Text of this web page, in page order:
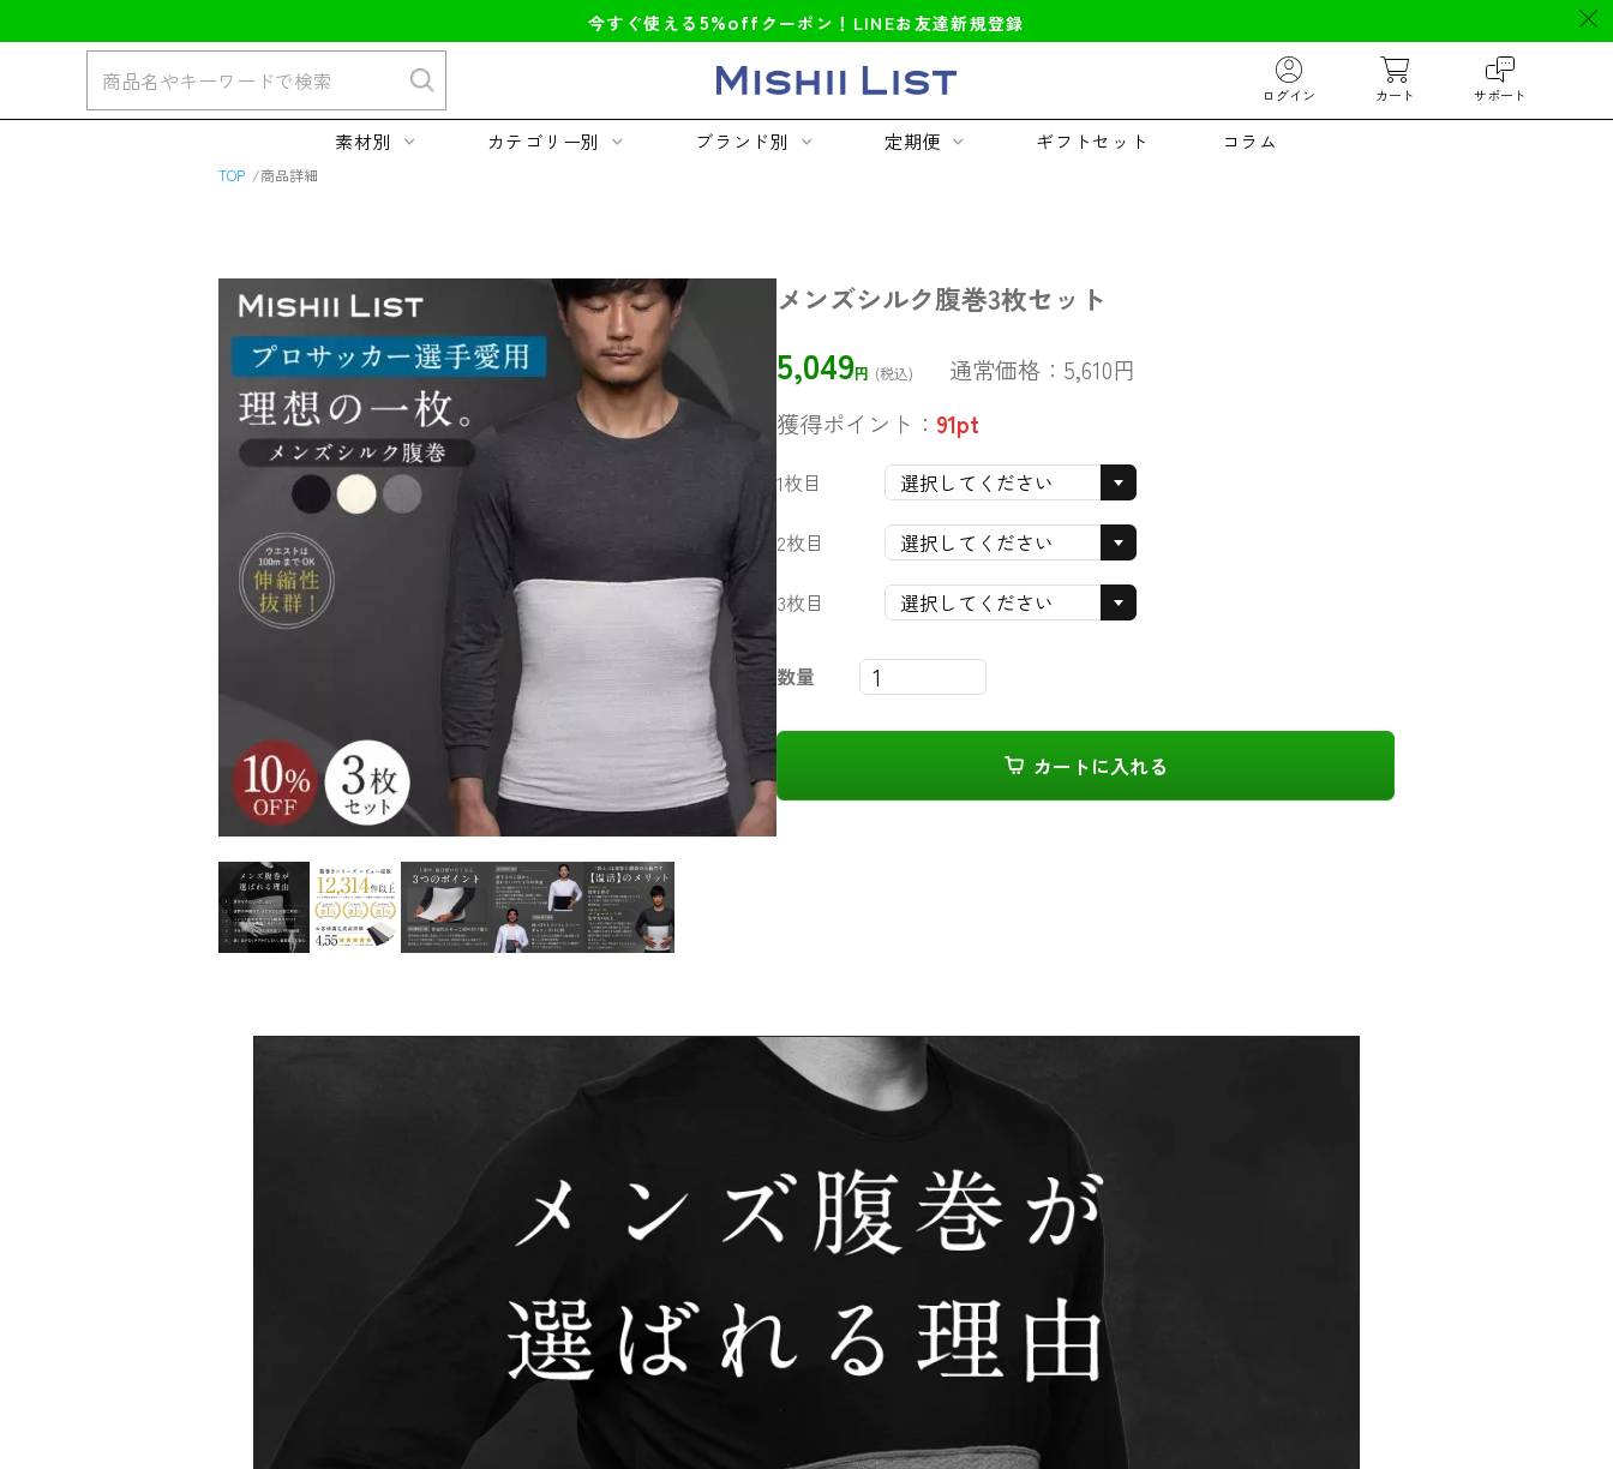
今すぐ使える 5%off クーポン！LINEお友達新規登録
ログイン カート サポート
素材別 カテゴリー別 ブランド別 定期便 ギフトセット コラム
TOP 商品詳細
メンズシルク腹巻3枚セット
5,049円 (税込) 通常価格： 5,610円
獲得ポイント： 91pt
1枚目
2枚目
3枚目
数量
カートに入れる